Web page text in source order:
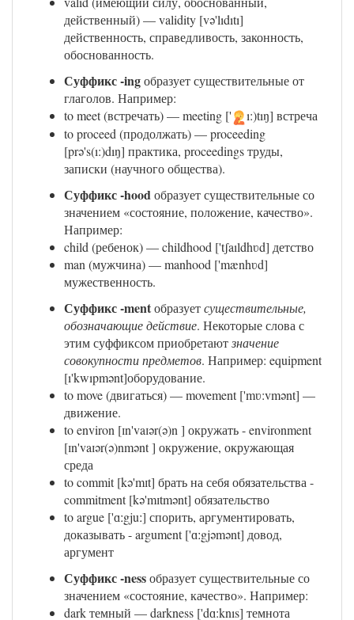
действенный) — validity [və'lıdıtı]
действенность, справедливость, законность,
обоснованность.
Суффикс -ingобразует существительные от
глаголов. Например:
to meet (встречать) — meeting ['
ı:)tıŋ] встреча
to proceed (продолжать) — proceeding
[prə's(ı:)dıŋ] практика, proceedings труды,
записки (научного общества).
Суффикс -hoodобразует существительные со
значением «состояние, положение, качество».
Например:
child (ребенок) — childhood ['tʃaıldhʋd] детство
man (мужчина) — manhood ['mænhʋd]
мужественность.
Суффикс -mentобразуетсуществительные,
обозначающие действие. Некоторые слова с
этим суффиксом приобретаютзначение
совокупности предметов. Например: equipment
[ı'kwıpmənt]оборудование.
to move (двигаться) — movement ['mʋ:vmənt] —
движение.
to environ [ɪn'vaɪər(ə)n ] окружать - environment
[ɪn'vaɪər(ə)nmənt ] окружение, окружающая
среда
to commit [kə'mɪt] брать на себя обязательства -
commitment [kə'mɪtmənt] обязательство
to argue ['ɑːgjuː] спорить, аргументировать,
доказывать - argument ['ɑːgjəmənt] довод,
аргумент
Суффикс -nessобразует существительные со
значением «состояние, качество». Например:
dark темный — darkness ['dɑ:knıs] темнота